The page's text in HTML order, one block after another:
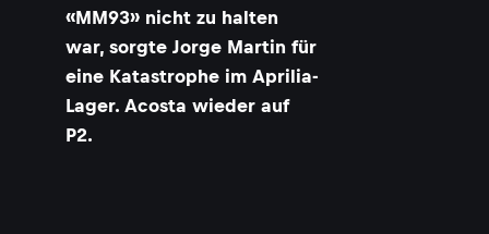
«MM93» nicht zu halten
war, sorgte Jorge Martin für
eine Katastrophe im Aprilia-
Lager. Acosta wieder auf
P2.